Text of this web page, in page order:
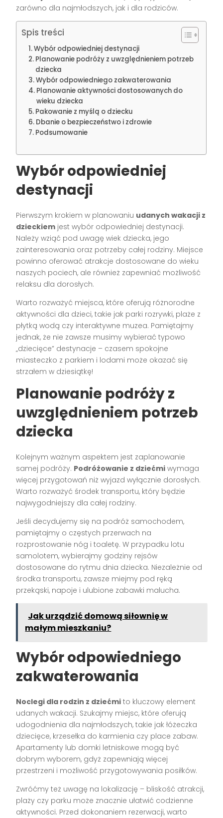
zarówno dla najmłodszych, jak i dla rodziców.
Spis treści
Wybór odpowiedniej destynacji
Planowanie podróży z uwzględnieniem potrzeb
dziecka
Wybór odpowiedniego zakwaterowania
Planowanie aktywności dostosowanych do
wieku dziecka
Pakowanie z myślą o dziecku
Dbanie o bezpieczeństwo i zdrowie
Podsumowanie
Wybór odpowiedniej
destynacji
Pierwszym krokiem w planowaniu udanych wakacji z
dzieckiem jest wybór odpowiedniej destynacji.
Należy wziąć pod uwagę wiek dziecka, jego
zainteresowania oraz potrzeby całej rodziny. Miejsce
powinno oferować atrakcje dostosowane do wieku
naszych pociech, ale również zapewniać możliwość
relaksu dla dorosłych.
Warto rozważyć miejsca, które oferują różnorodne
aktywności dla dzieci, takie jak parki rozrywki, plaże z
płytką wodą czy interaktywne muzea. Pamiętajmy
jednak, że nie zawsze musimy wybierać typowo
„dziecięce” destynacje – czasem spokojne
miasteczko z parkiem i lodami może okazać się
strzałem w dziesiątkę!
Planowanie podróży z
uwzględnieniem potrzeb
dziecka
Kolejnym ważnym aspektem jest zaplanowanie
samej podróży. Podróżowanie z dziećmi wymaga
więcej przygotowań niż wyjazd wyłącznie dorosłych.
Warto rozważyć środek transportu, który będzie
najwygodniejszy dla całej rodziny.
Jeśli decydujemy się na podróż samochodem,
pamiętajmy o częstych przerwach na
rozprostowanie nóg i toaletę. W przypadku lotu
samolotem, wybierajmy godziny rejsów
dostosowane do rytmu dnia dziecka. Niezależnie od
środka transportu, zawsze miejmy pod ręką
przekąski, napoje i ulubione zabawki malucha.
Jak urządzić domową siłownię w
małym mieszkaniu?
Wybór odpowiedniego
zakwaterowania
Noclegi dla rodzin z dziećmi to kluczowy element
udanych wakacji. Szukajmy miejsc, które oferują
udogodnienia dla najmłodszych, takie jak łóżeczka
dziecięce, krzesełka do karmienia czy place zabaw.
Apartamenty lub domki letniskowe mogą być
dobrym wyborem, gdyż zapewniają więcej
przestrzeni i możliwość przygotowywania posiłków.
Zwróćmy też uwagę na lokalizację – bliskość atrakcji,
plaży czy parku może znacznie ułatwić codzienne
aktywności. Przed dokonaniem rezerwacji, warto